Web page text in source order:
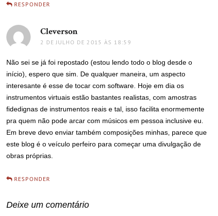
RESPONDER
Cleverson
2 DE JULHO DE 2015 ÀS 18:59
Não sei se já foi repostado (estou lendo todo o blog desde o
início), espero que sim. De qualquer maneira, um aspecto
interesante é esse de tocar com software. Hoje em dia os
instrumentos virtuais estão bastantes realistas, com amostras
fidedignas de instrumentos reais e tal, isso facilita enormemente
pra quem não pode arcar com músicos em pessoa inclusive eu.
Em breve devo enviar também composições minhas, parece que
este blog é o veículo perfeiro para começar uma divulgação de
obras próprias.
RESPONDER
Deixe um comentário